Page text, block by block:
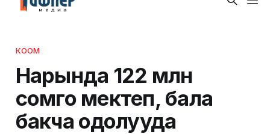
КООМ
Нарында 122 млн
сомго мектеп, бала
бакча оңдолууда